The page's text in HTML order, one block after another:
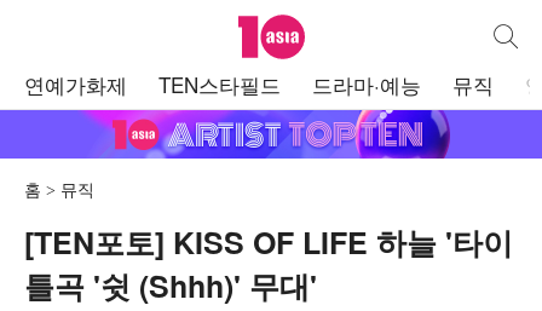
텐아시아 통합
연예가화제 TEN스타필드 드라마·예능 뮤직
홈 뮤직
[TEN포토] KISS OF LIFE 하늘 '타이
틀곡 '쉿 (Shhh)' 무대'